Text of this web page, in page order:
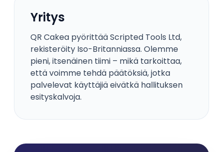
Yritys
QR Cakea pyörittää Scripted Tools Ltd,
rekisteröity Iso-Britanniassa. Olemme
pieni, itsenäinen tiimi – mikä tarkoittaa,
että voimme tehdä päätöksiä, jotka
palvelevat käyttäjiä eivätkä hallituksen
esityskalvoja.